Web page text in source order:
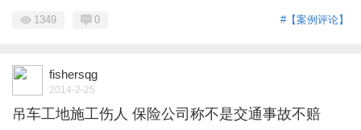
#【案例评论】
1349 0
fishersqg
2014-2-25
吊车工地施工伤人 保险公司称不是交通事故不赔